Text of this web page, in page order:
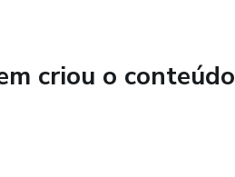
criou o conteúdo